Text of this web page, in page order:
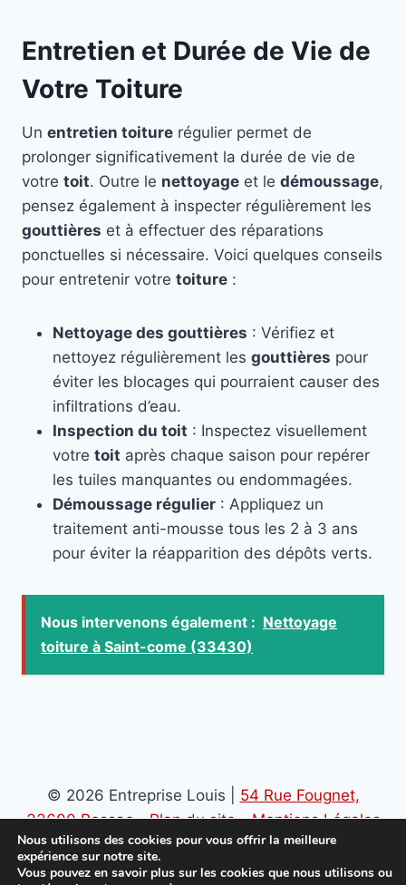
Entretien et Durée de Vie de
Votre Toiture
Un entretien toiture régulier permet de
prolonger significativement la durée de vie de
votre toit. Outre le nettoyage et le démoussage,
pensez également à inspecter régulièrement les
gouttières et à effectuer des réparations
ponctuelles si nécessaire. Voici quelques conseils
pour entretenir votre toiture :
Nettoyage des gouttières : Vérifiez et
nettoyez régulièrement les gouttières pour
éviter les blocages qui pourraient causer des
infiltrations d’eau.
Inspection du toit : Inspectez visuellement
votre toit après chaque saison pour repérer
les tuiles manquantes ou endommagées.
Démoussage régulier : Appliquez un
traitement anti-mousse tous les 2 à 3 ans
pour éviter la réapparition des dépôts verts.
Nous intervenons également : Nettoyage
toiture à Saint-come (33430)
© 2026 Entreprise Louis | 54 Rue Fougnet,
33600 Pessac-Plan du site-Mentions Légales
-Politique de confidentialité
Nous utilisons des cookies pour vous offrir la meilleure
expérience sur notre site.
Vous pouvez en savoir plus sur les cookies que nous utilisons ou